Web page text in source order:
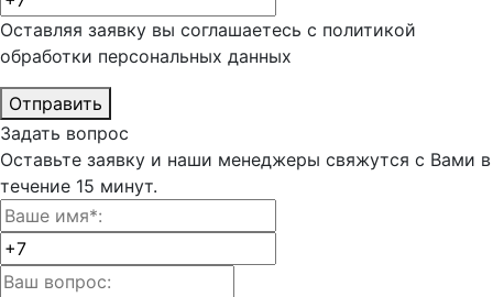
Оставляя заявку вы соглашаетесь с политикой
обработки персональных данных
Отправить
Задать вопрос
Оставьте заявку и наши менеджеры свяжутся с Вами в
течение 15 минут.